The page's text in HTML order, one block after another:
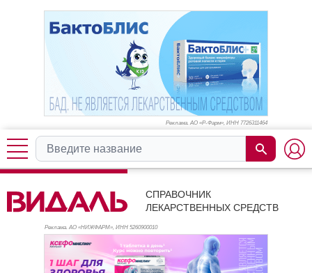
Реклама. АО «Р-Фарм», ИНН 7726311464
СПРАВОЧНИК
ЛЕКАРСТВЕННЫХ СРЕДСТВ
Реклама. АО «НИЖФАРМ», ИНН 5260900010